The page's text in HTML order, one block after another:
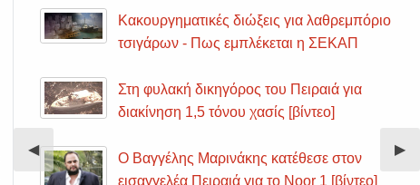
Previous
Slide
◀︎ ▶︎
Κακουργηματικές διώξεις για λαθρεμπόριο
τσιγάρων - Πως εμπλέκεται η ΣΕΚΑΠ
Στη φυλακή δικηγόρος του Πειραιά για
διακίνηση 1,5 τόνου χασίς [βίντεο]
Ο Βαγγέλης Μαρινάκης κατέθεσε στον
εισαγγελέα Πειραιά για το Noor 1 [βίντεο]